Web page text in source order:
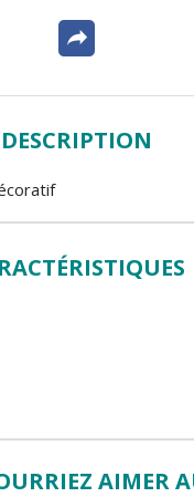
DESCRIPTION
AIMER